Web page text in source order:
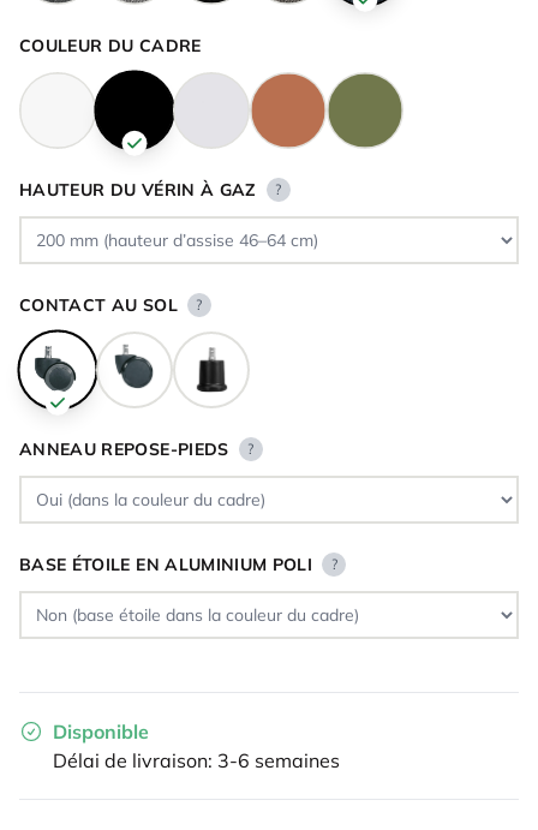
COULEUR DU CADRE
HAUTEUR DU VÉRIN À GAZ ?
CONTACT AU SOL ?
ANNEAU REPOSE-PIEDS ?
BASE ÉTOILE EN ALUMINIUM POLI ?
Disponible
Délai de livraison: 3-6 semaines